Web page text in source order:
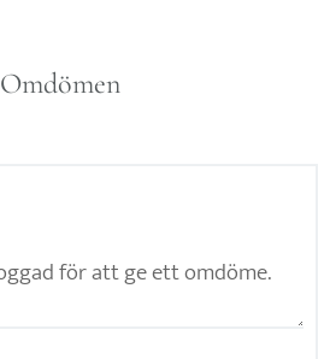
Omdömen